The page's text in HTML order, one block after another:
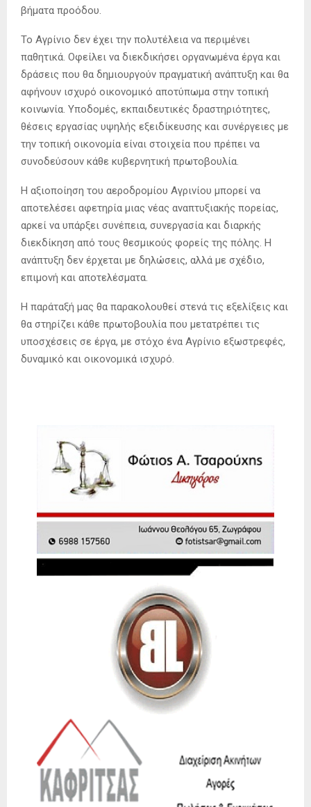
βήματα προόδου.
Το Αγρίνιο δεν έχει την πολυτέλεια να περιμένει
παθητικά. Οφείλει να διεκδικήσει οργανωμένα έργα και
δράσεις που θα δημιουργούν πραγματική ανάπτυξη και θα
αφήνουν ισχυρό οικονομικό αποτύπωμα στην τοπική
κοινωνία. Υποδομές, εκπαιδευτικές δραστηριότητες,
θέσεις εργασίας υψηλής εξειδίκευσης και συνέργειες με
την τοπική οικονομία είναι στοιχεία που πρέπει να
συνοδεύσουν κάθε κυβερνητική πρωτοβουλία.
Η αξιοποίηση του αεροδρομίου Αγρινίου μπορεί να
αποτελέσει αφετηρία μιας νέας αναπτυξιακής πορείας,
αρκεί να υπάρξει συνέπεια, συνεργασία και διαρκής
διεκδίκηση από τους θεσμικούς φορείς της πόλης. Η
ανάπτυξη δεν έρχεται με δηλώσεις, αλλά με σχέδιο,
επιμονή και αποτελέσματα.
Η παράταξή μας θα παρακολουθεί στενά τις εξελίξεις και
θα στηρίζει κάθε πρωτοβουλία που μετατρέπει τις
υποσχέσεις σε έργα, με στόχο ένα Αγρίνιο εξωστρεφές,
δυναμικό και οικονομικά ισχυρό.